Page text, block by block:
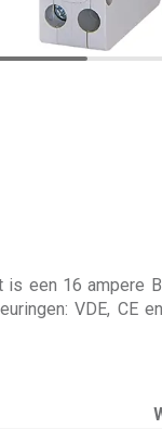
is een 16 ampere
VDE, CE